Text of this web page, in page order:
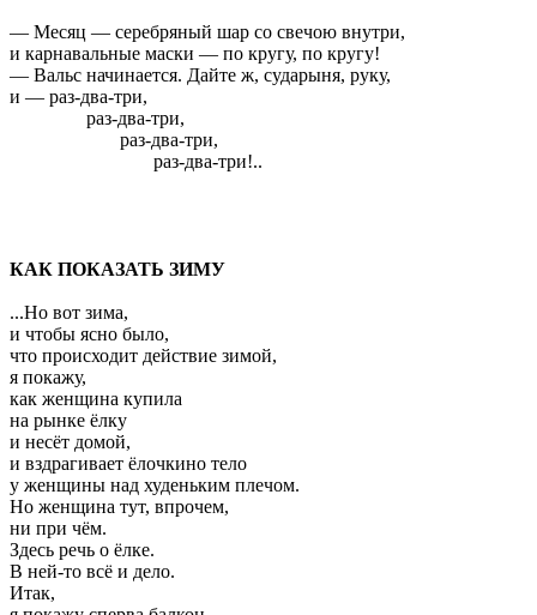
— Месяц — серебряный шар со свечою внутри,
и карнавальные маски — по кругу, по кругу!
— Вальс начинается. Дайте ж, сударыня, руку,
и — раз-два-три,
раз-два-три,
раз-два-три,
раз-два-три!..
КАК ПОКАЗАТЬ ЗИМУ
...Но вот зима,
и чтобы ясно было,
что происходит действие зимой,
я покажу,
как женщина купила
на рынке ёлку
и несёт домой,
и вздрагивает ёлочкино тело
у женщины над худеньким плечом.
Но женщина тут, впрочем,
ни при чём.
Здесь речь о ёлке.
В ней-то всё и дело.
Итак,